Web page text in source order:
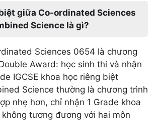
giữa Co-ordinated Sciences
Science là gì?
Sciences 0654 là chương
Award: học sinh thi và nhận
IGCSE khoa học riêng biệt
Science thường là chương trình
nhẹ hơn, chỉ nhận 1 Grade khoa
không tương đương với hai môn